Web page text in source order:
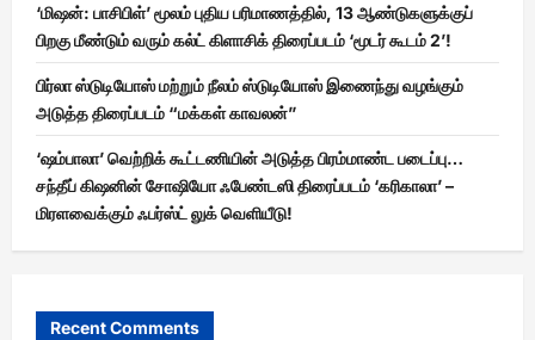
‘மிஷன்: பாசிபிள்’ மூலம் புதிய பரிமாணத்தில், 13 ஆண்டுகளுக்குப்
பிறகு மீண்டும் வரும் கல்ட் கிளாசிக் திரைப்படம் ‘மூடர் கூடம் 2’!
பிர்லா ஸ்டுடியோஸ் மற்றும் நீலம் ஸ்டுடியோஸ் இணைந்து வழங்கும்
அடுத்த திரைப்படம் “மக்கள் காவலன்”
‘ஷம்பாலா’ வெற்றிக் கூட்டணியின் அடுத்த பிரம்மாண்ட படைப்பு…
சந்தீப் கிஷனின் சோஷியோ ஃபேண்டஸி திரைப்படம் ‘கரிகாலா’ –
மிரளவைக்கும் ஃபர்ஸ்ட் லுக் வெளியீடு!
Recent Comments